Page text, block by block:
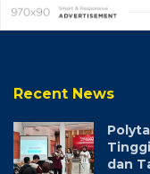
Recent News
dan